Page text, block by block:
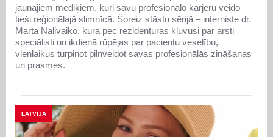
jaunajiem mediķiem, kuri savu profesionālo karjeru veido
tieši reģionālajā slimnīcā. Šoreiz stāstu sērijā – interniste dr.
Marta Nalivaiko, kura pēc rezidentūras kļuvusi par ārsti
speciālisti un ikdienā rūpējas par pacientu veselību,
vienlaikus turpinot pilnveidot savas profesionālās zināšanas
un prasmes.
LATVIJA